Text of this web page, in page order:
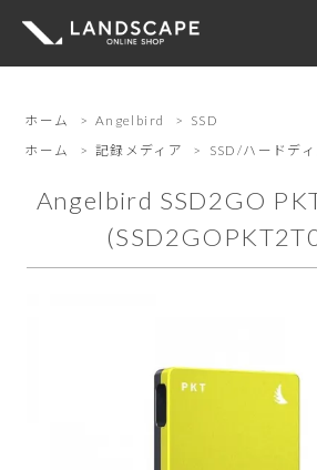
ホーム > Angelbird > SSD
ホーム
> 記録メディア > SSD/ハードデ
Angelbird SSD2GO